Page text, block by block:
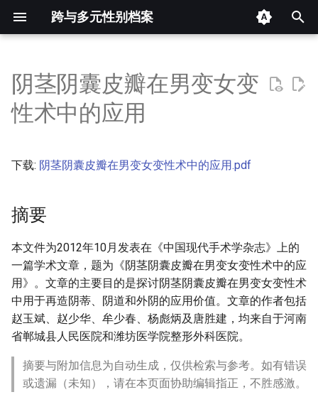
跨与多元性别档案
入
以
开
摘要
阴茎阴囊皮瓣在男变女变
性术中的应用
下载: 阴茎阴囊皮瓣在男变女变性术中的应用.pdf
摘要
本文件为2012年10月发表在《中国现代手术学杂志》上的
一篇学术文章，题为《阴茎阴囊皮瓣在男变女变性术中的应
用》。文章的主要目的是探讨阴茎阴囊皮瓣在男变女变性术
中用于再造阴蒂、阴道和外阴的应用价值。文章的作者包括
赵玉斌、赵少华、牟少春、杨彪炳及唐胜建，均来自于河南
省郸城县人民医院和潍坊医学院整形外科医院。
摘要与附加信息为自动生成，仅供检索与参考。如有错误
或遗漏（未知），请在本页面协助编辑指正，不胜感激。